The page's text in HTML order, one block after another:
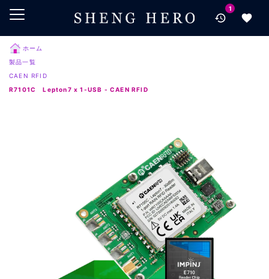
メインコンテンツにスキップ
検索にスキップ
フッターにスキップ
1
ホーム
製品一覧
CAEN RFID
R7101C Lepton7 x 1-USB - CAEN RFID